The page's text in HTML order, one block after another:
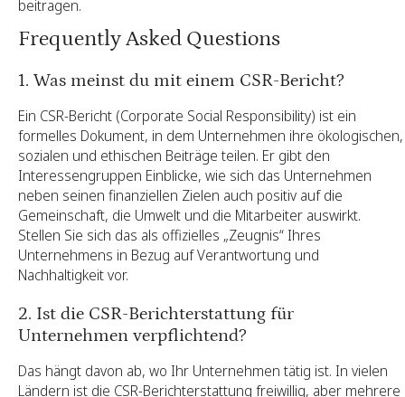
beitragen.
Frequently Asked Questions
1. Was meinst du mit einem CSR-Bericht?
Ein CSR-Bericht (Corporate Social Responsibility) ist ein
formelles Dokument, in dem Unternehmen ihre ökologischen,
sozialen und ethischen Beiträge teilen. Er gibt den
Interessengruppen Einblicke, wie sich das Unternehmen
neben seinen finanziellen Zielen auch positiv auf die
Gemeinschaft, die Umwelt und die Mitarbeiter auswirkt.
Stellen Sie sich das als offizielles „Zeugnis“ Ihres
Unternehmens in Bezug auf Verantwortung und
Nachhaltigkeit vor.
2. Ist die CSR-Berichterstattung für
Unternehmen verpflichtend?
Das hängt davon ab, wo Ihr Unternehmen tätig ist. In vielen
Ländern ist die CSR-Berichterstattung freiwillig, aber mehrere